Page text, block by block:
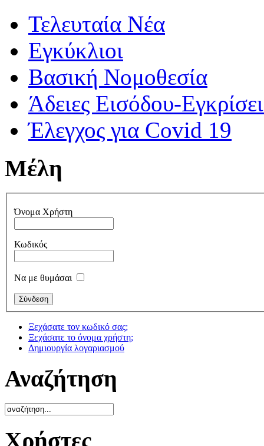
Τελευταία Νέα
Εγκύκλιοι
Βασική Νομοθεσία
Άδειες Εισόδου-
Έλεγχος για Covid 19
Μέλη
Όνομα Χρήστη
Κωδικός
Να με θυμάσαι
Ξεχάσατε τον κωδικό σας;
Ξεχάσατε το όνομα χρήστη;
Δημιουργία λογαριασμού
Αναζήτηση
Χρήστες